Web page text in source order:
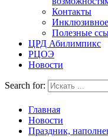
Контакты
Инклюзивное
Полезные
ЦРД Абилимпикс
РЦОЭ
Новости
Search for:
Главная
Новости
Праздник,